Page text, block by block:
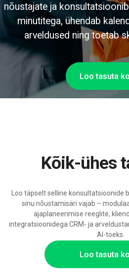
nõustajate ja
minutitega, ühendab
arveldused ning toetab
Loo tasuta
Loo tasuta
Kõik-ühes
Loo täpselt selline konsultatsioonide
sinu nõustamisäri vajab –
ajaplaneerimise reeglite,
integratsioonidega CRM- ja
AI-toeks.